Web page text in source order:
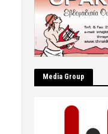
Μedia Group